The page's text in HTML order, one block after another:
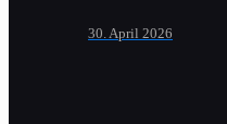
30. April 2026